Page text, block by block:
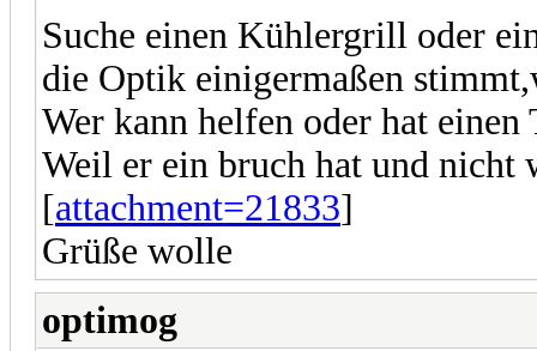
Suche einen Kühlergrill oder
die Optik einigermaßen
Wer kann helfen oder hat
Weil er ein bruch hat und nicht
[attachment=21833]
Grüße wolle
optimog